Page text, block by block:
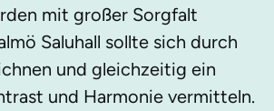
mit großer Sorgfalt
Saluhall sollte sich durch
und gleichzeitig ein
und Harmonie vermitteln.